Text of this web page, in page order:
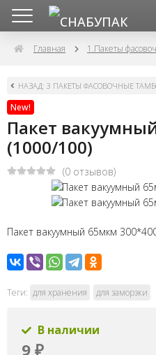
Главная 1.Пакеты
НАЗАД: 3 ПАКЕТЫ ФАСОВОЧНЫЕ
New!
Пакет
(1000/100)
(0 отзывов)
Пакет вакуумный 65мкм
Теги: для хранения для заморзки
В наличии
9 ₽